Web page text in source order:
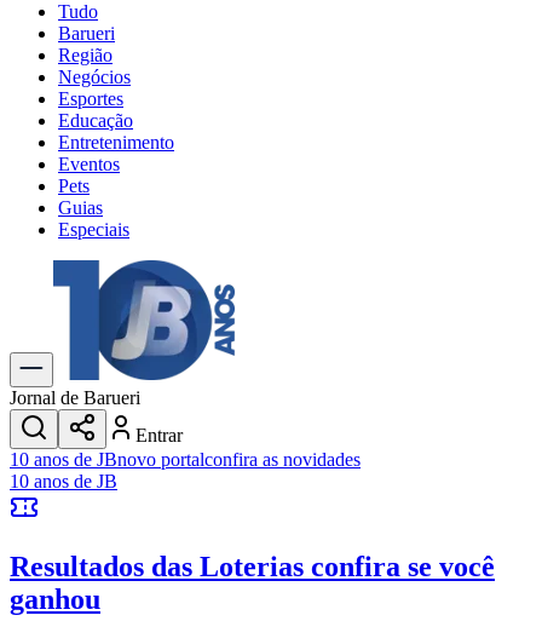
Tudo
Barueri
Região
Negócios
Esportes
Educação
Entretenimento
Eventos
Pets
Guias
Especiais
Explore Tudo
Últimas Notícias
Previsão do Tempo
Trânsito e Rotas
Dia a Dia & Lazer
Transportes
Gastronomia
Cinema & Shows
JogosNovo
Anuncie no Portal
Cadastrar Empresa
Divulgar Vagas
Jornal de Barueri
Entrar
10 anos de JBnovo portalconfira as novidades
10 anos de JB
Resultados das Loterias confira se você
ganhou